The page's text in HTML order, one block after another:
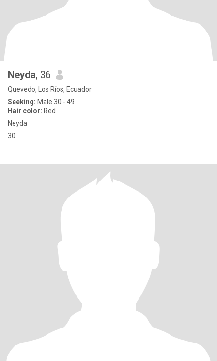
Neyda, 36
Quevedo, Los Ríos, Ecuador
Seeking: Male 30 - 49
Hair color: Red
Neyda
30